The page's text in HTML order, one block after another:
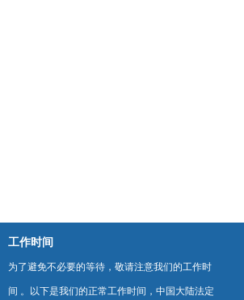
工作时间
为了避免不必要的等待，敬请注意我们的工作时
间 。以下是我们的正常工作时间，中国大陆法定